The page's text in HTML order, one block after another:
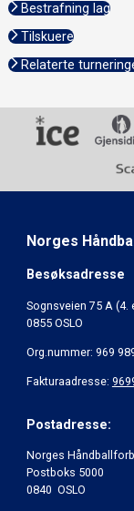
Bestrafning lag
Tilskuere
Relaterte
Norges
Besøksadresse
Sognsveien 75 A (4.
0855 OSLO
Org.nummer: 969
Fakturaadresse:
Postadresse:
Norges
Postboks 5000
0840 OSLO